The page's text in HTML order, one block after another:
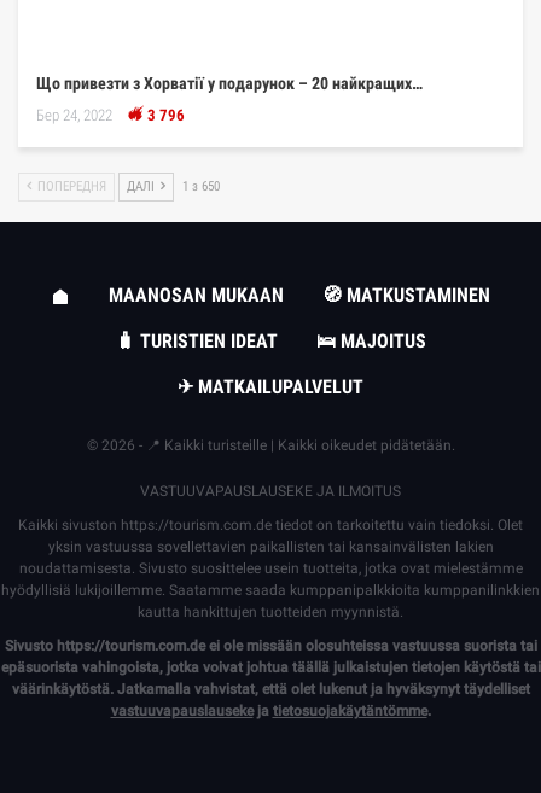
Що привезти з Хорватії у подарунок – 20 найкращих…
Бер 24, 2022 3 796
ПОПЕРЕДНЯ ДАЛІ 1 з 650
MAANOSAN MUKAAN
🧭 MATKUSTAMINEN
🧳 TURISTIEN IDEAT
🛌 MAJOITUS
✈ MATKAILUPALVELUT
© 2026 - 📍 Kaikki turisteille | Kaikki oikeudet pidätetään.
VASTUUVAPAUSLAUSEKE JA ILMOITUS
Kaikki sivuston https://tourism.com.de tiedot on tarkoitettu vain tiedoksi. Olet
yksin vastuussa sovellettavien paikallisten tai kansainvälisten lakien
noudattamisesta. Sivusto suosittelee usein tuotteita, jotka ovat mielestämme
hyödyllisiä lukijoillemme. Saatamme saada kumppanipalkkioita kumppanilinkkien
kautta hankittujen tuotteiden myynnistä.
Sivusto https://tourism.com.deei ole missään olosuhteissa vastuussa suorista tai
epäsuorista vahingoista, jotka voivat johtua täällä julkaistujen tietojen käytöstä tai
väärinkäytöstä. Jatkamalla vahvistat, että olet lukenut ja hyväksynyt täydelliset
vastuuvapauslausekeja tietosuojakäytäntömme.